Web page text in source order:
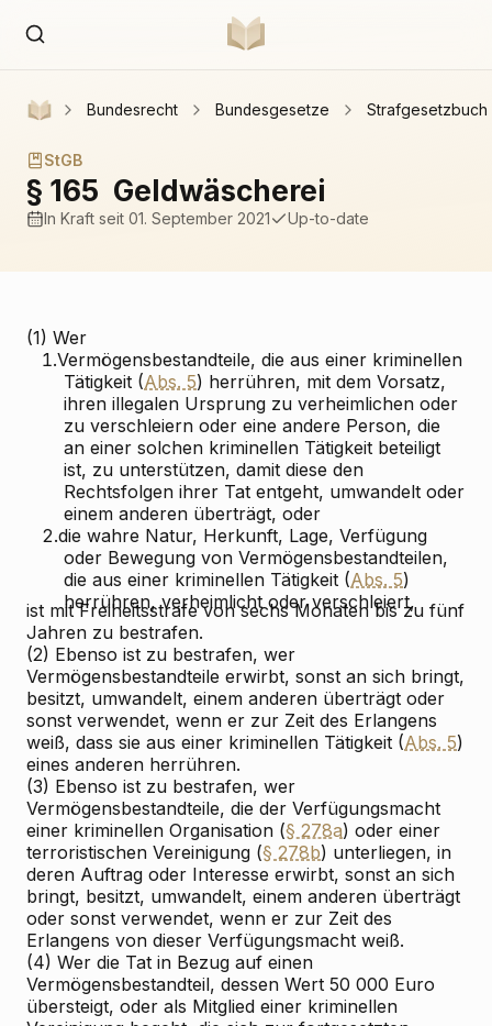
Bundesrecht Bundesgesetze Strafgesetzbuch
StGB
§ 165 Geldwäscherei
In Kraft seit 01. September 2021 Up-to-date
(1) Wer
1.Vermögensbestandteile, die aus einer kriminellen
Tätigkeit (Abs. 5) herrühren, mit dem Vorsatz,
ihren illegalen Ursprung zu verheimlichen oder
zu verschleiern oder eine andere Person, die
an einer solchen kriminellen Tätigkeit beteiligt
ist, zu unterstützen, damit diese den
Rechtsfolgen ihrer Tat entgeht, umwandelt oder
einem anderen überträgt, oder
2.die wahre Natur, Herkunft, Lage, Verfügung
oder Bewegung von Vermögensbestandteilen,
die aus einer kriminellen Tätigkeit (Abs. 5)
herrühren, verheimlicht oder verschleiert,
ist mit Freiheitsstrafe von sechs Monaten bis zu fünf
Jahren zu bestrafen.
(2) Ebenso ist zu bestrafen, wer
Vermögensbestandteile erwirbt, sonst an sich bringt,
besitzt, umwandelt, einem anderen überträgt oder
sonst verwendet, wenn er zur Zeit des Erlangens
weiß, dass sie aus einer kriminellen Tätigkeit (Abs. 5)
eines anderen herrühren.
(3) Ebenso ist zu bestrafen, wer
Vermögensbestandteile, die der Verfügungsmacht
einer kriminellen Organisation (§ 278a) oder einer
terroristischen Vereinigung (§ 278b) unterliegen, in
deren Auftrag oder Interesse erwirbt, sonst an sich
bringt, besitzt, umwandelt, einem anderen überträgt
oder sonst verwendet, wenn er zur Zeit des
Erlangens von dieser Verfügungsmacht weiß.
(4) Wer die Tat in Bezug auf einen
Vermögensbestandteil, dessen Wert 50 000 Euro
übersteigt, oder als Mitglied einer kriminellen